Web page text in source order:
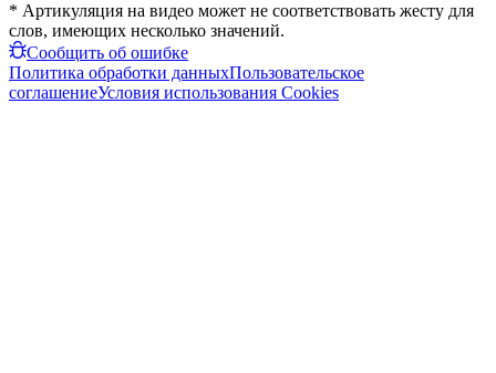
* Артикуляция на видео может не соответствовать жесту для
слов, имеющих несколько значений.
Сообщить об ошибке
Политика обработки данныхПользовательское
соглашениеУсловия использования Cookies